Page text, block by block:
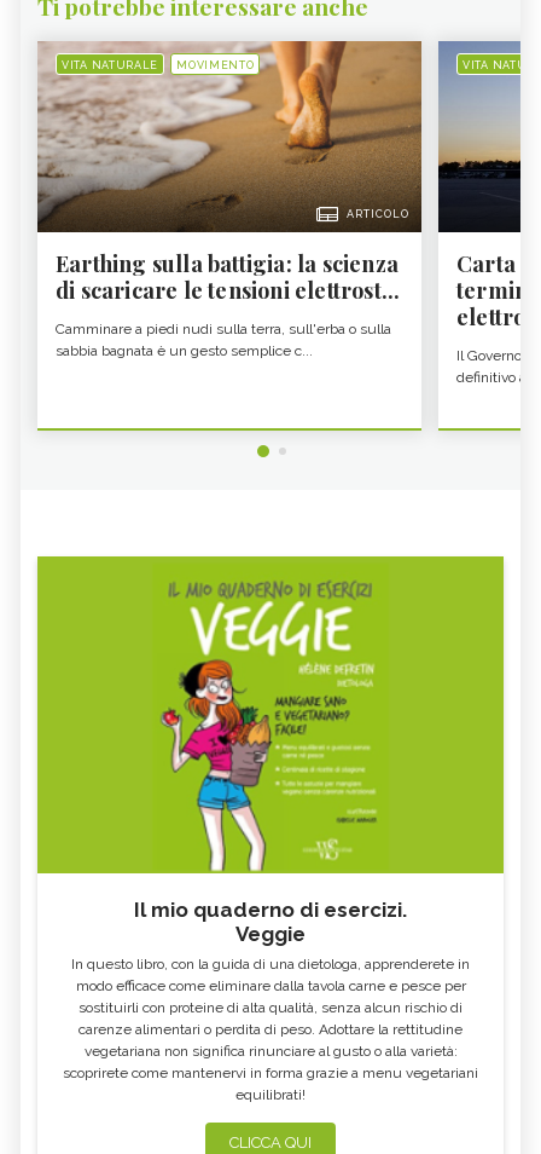
VITA NATURALE MOVIMENTO
ARTICOLO
Earthing sulla battigia: la scienza
di scaricare le tensioni elettrost...
Camminare a piedi nudi sulla terra, sull'erba o sulla
sabbia bagnata è un gesto semplice c...
VITA
Carta
Il Governo
definitivo
Il mio quaderno di esercizi.
Veggie
In questo libro, con la guida di una dietologa, apprenderete in
modo efficace come eliminare dalla tavola carne e pesce per
sostituirli con proteine di alta qualità, senza alcun rischio di
carenze alimentari o perdita di peso. Adottare la rettitudine
vegetariana non significa rinunciare al gusto o alla varietà:
scoprirete come mantenervi in forma grazie a menu vegetariani
equilibrati!
CLICCA QUI